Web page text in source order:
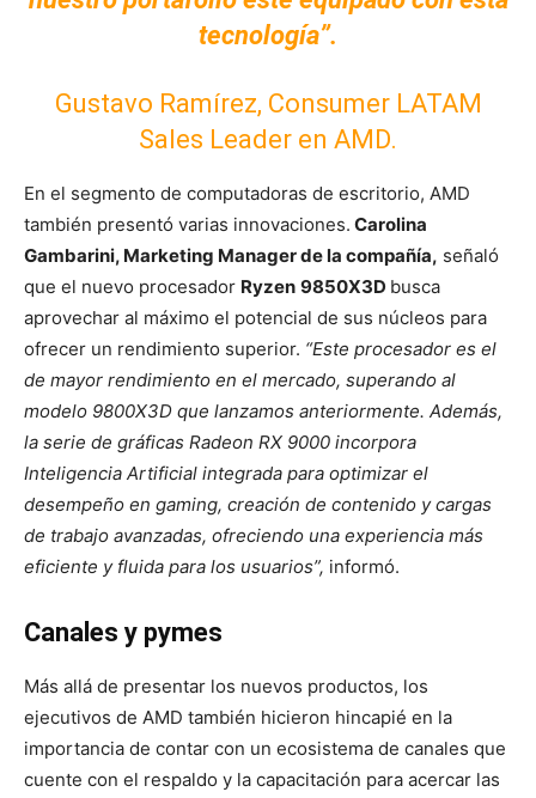
tecnología”.
Gustavo Ramírez, Consumer LATAM
Sales Leader en AMD.
En el segmento de computadoras de escritorio, AMD
también presentó varias innovaciones. Carolina
Gambarini, Marketing Manager de la compañía, señaló
que el nuevo procesador Ryzen 9850X3D busca
aprovechar al máximo el potencial de sus núcleos para
ofrecer un rendimiento superior. “Este procesador es el
de mayor rendimiento en el mercado, superando al
modelo 9800X3D que lanzamos anteriormente. Además,
la serie de gráficas Radeon RX 9000 incorpora
Inteligencia Artificial integrada para optimizar el
desempeño en gaming, creación de contenido y cargas
de trabajo avanzadas, ofreciendo una experiencia más
eficiente y fluida para los usuarios”, informó.
Canales y pymes
Más allá de presentar los nuevos productos, los
ejecutivos de AMD también hicieron hincapié en la
importancia de contar con un ecosistema de canales que
cuente con el respaldo y la capacitación para acercar las